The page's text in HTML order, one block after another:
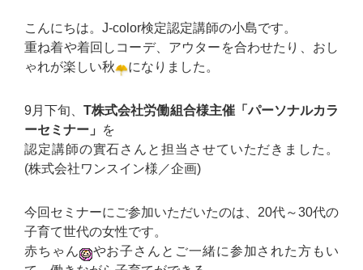
こんにちは。J-color検定認定講師の小島です。
重ね着や着回しコーデ、アウターを合わせたり、おし
ゃれが楽しい秋
になりました。
9月下旬、T株式会社労働組合様主催「パーソナルカラ
ーセミナー」
を
認定講師の實石さんと担当させていただきました。
(株式会社ワンスイン様／企画)
今回セミナーにご参加いただいたのは、20代～30代の
子育て世代の女性です。
赤ちゃん
やお子さんとご一緒に参加された方もい